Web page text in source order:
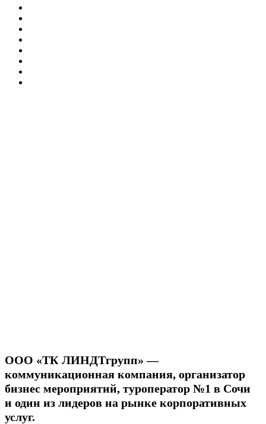
ООО «ТК ЛИНДТгрупп» —
коммуникационная компания, организатор
бизнес мероприятий, туроператор №1 в Сочи
и один из лидеров на рынке корпоративных
услуг.